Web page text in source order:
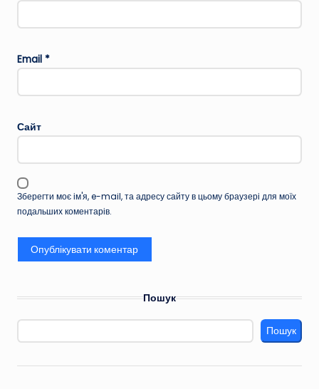
Email *
Сайт
Зберегти моє ім'я, e-mail, та адресу сайту в цьому браузері для моїх
подальших коментарів.
Пошук
Пошук